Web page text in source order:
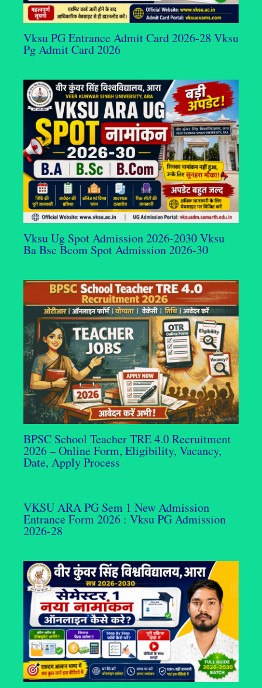
Vksu PG Entrance Admit Card 2026-28 Vksu
Pg Admit Card 2026
Vksu Ug Spot Admission 2026-2030 Vksu
Ba Bsc Bcom Spot Admission 2026-30
BPSC School Teacher TRE 4.0 Recruitment
2026 – Online Form, Eligibility, Vacancy,
Date, Apply Process
VKSU ARA PG Sem 1 New Admission
Entrance Form 2026 : Vksu PG Admission
2026-28